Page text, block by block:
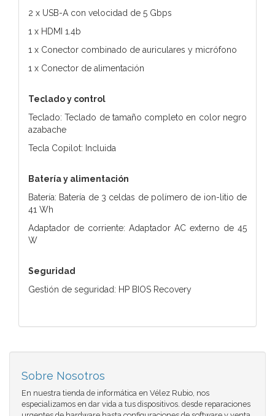
2 x USB-A con velocidad de 5 Gbps
1 x HDMI 1.4b
1 x Conector combinado de auriculares y micrófono
1 x Conector de alimentación
Teclado y control
Teclado: Teclado de tamaño completo en color negro
azabache
Tecla Copilot: Incluida
Batería y alimentación
Batería: Batería de 3 celdas de polímero de ion-litio de
41 Wh
Adaptador de corriente: Adaptador AC externo de 45
W
Seguridad
Gestión de seguridad: HP BIOS Recovery
Sobre Nosotros
En nuestra tienda de informática en Vélez Rubio, nos
especializamos en dar vida a tus dispositivos. desde reparaciones